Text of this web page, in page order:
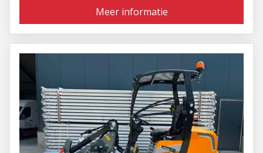
Meer informatie